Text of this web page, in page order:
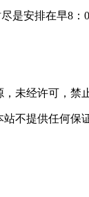
是安排在早8：
未经许可，禁
不提供任何保